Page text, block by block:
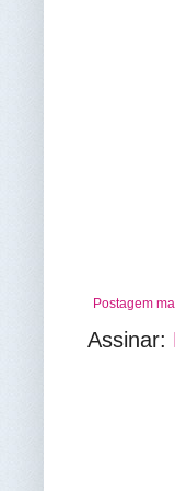
Postagem
Assinar: